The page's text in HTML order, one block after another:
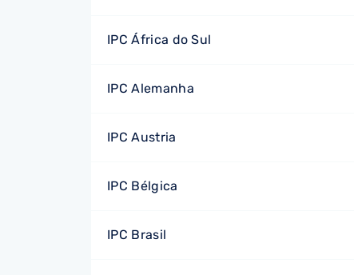
IPC África do Sul
IPC Alemanha
IPC Austria
IPC Bélgica
IPC Brasil